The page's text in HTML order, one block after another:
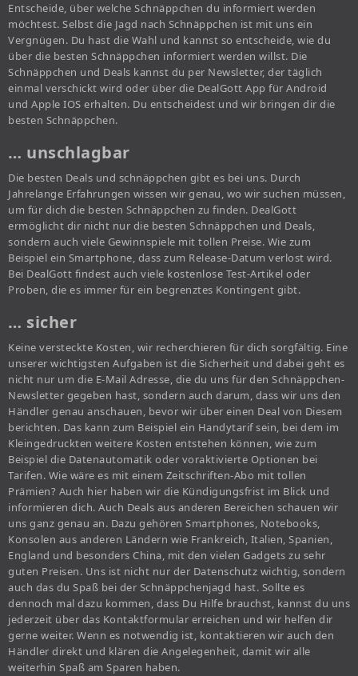
Entscheide, über welche Schnäppchen du informiert werden
möchtest. Selbst die Jagd nach Schnäppchen ist mit uns ein
Vergnügen. Du hast die Wahl und kannst so entscheide, wie du
über die besten Schnäppchen informiert werden willst. Die
Schnäppchen und Deals kannst du per Newsletter, der täglich
einmal verschickt wird oder über die DealGott App für Android
und Apple IOS erhalten. Du entscheidest und wir bringen dir die
besten Schnäppchen.
… unschlagbar
Die besten Deals und schnäppchen gibt es bei uns. Durch
Jahrelange Erfahrungen wissen wir genau, wo wir suchen müssen,
um für dich die besten Schnäppchen zu finden. DealGott
ermöglicht dir nicht nur die besten Schnäppchen und Deals,
sondern auch viele Gewinnspiele mit tollen Preise. Wie zum
Beispiel ein Smartphone, dass zum Release-Datum verlost wird.
Bei DealGott findest auch viele kostenlose Test-Artikel oder
Proben, die es immer für ein begrenztes Kontingent gibt.
… sicher
Keine versteckte Kosten, wir recherchieren für dich sorgfältig. Eine
unserer wichtigsten Aufgaben ist die Sicherheit und dabei geht es
nicht nur um die E-Mail Adresse, die du uns für den Schnäppchen-
Newsletter gegeben hast, sondern auch darum, dass wir uns den
Händler genau anschauen, bevor wir über einen Deal von Diesem
berichten. Das kann zum Beispiel ein Handytarif sein, bei dem im
Kleingedruckten weitere Kosten entstehen können, wie zum
Beispiel die Datenautomatik oder voraktivierte Optionen bei
Tarifen. Wie wäre es mit einem Zeitschriften-Abo mit tollen
Prämien? Auch hier haben wir die Kündigungsfrist im Blick und
informieren dich. Auch Deals aus anderen Bereichen schauen wir
uns ganz genau an. Dazu gehören Smartphones, Notebooks,
Konsolen aus anderen Ländern wie Frankreich, Italien, Spanien,
England und besonders China, mit den vielen Gadgets zu sehr
guten Preisen. Uns ist nicht nur der Datenschutz wichtig, sondern
auch das du Spaß bei der Schnäppchenjagd hast. Sollte es
dennoch mal dazu kommen, dass Du Hilfe brauchst, kannst du uns
jederzeit über das Kontaktformular erreichen und wir helfen dir
gerne weiter. Wenn es notwendig ist, kontaktieren wir auch den
Händler direkt und klären die Angelegenheit, damit wir alle
weiterhin Spaß am Sparen haben.